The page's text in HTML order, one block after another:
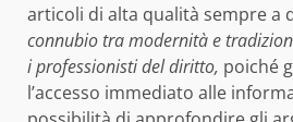
articoli di alta qualità sempre a
connubio tra modernità e
i professionisti del diritto, poiché
l’accesso immediato alle